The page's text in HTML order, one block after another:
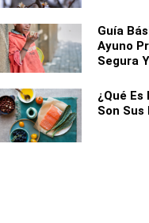
Guía
Ayuno
Segura
¿Qué Es
Son Sus